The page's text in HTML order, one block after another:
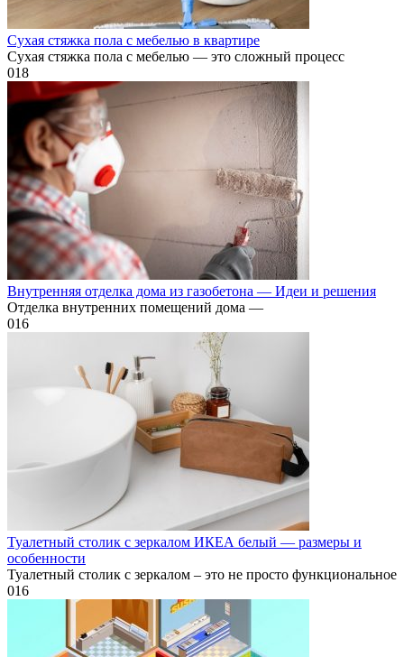
Сухая стяжка пола с мебелью в квартире
Сухая стяжка пола с мебелью — это сложный процесс
018
Внутренняя отделка дома из газобетона — Идеи и решения
Отделка внутренних помещений дома —
016
Туалетный столик с зеркалом ИКЕА белый — размеры и
особенности
Туалетный столик с зеркалом – это не просто функциональное
016